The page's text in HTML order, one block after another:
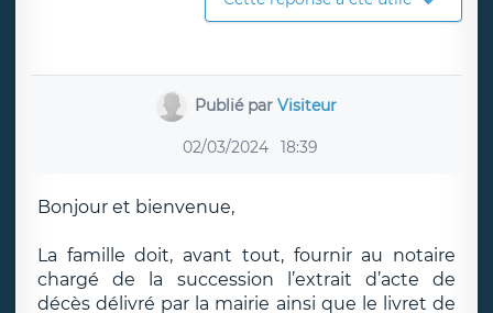
Publié parVisiteur
02/03/2024 18:39
Bonjour et bienvenue,
La famille doit, avant tout, fournir au notaire
chargé de la succession l’extrait d’acte de
décès délivré par la mairie ainsi que le livret de